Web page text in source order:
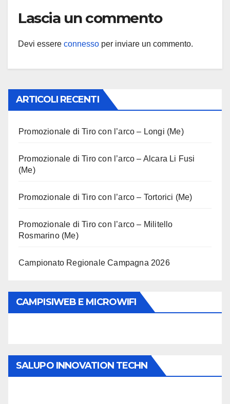
Lascia un commento
Devi essere connesso per inviare un commento.
ARTICOLI RECENTI
Promozionale di Tiro con l’arco – Longi (Me)
Promozionale di Tiro con l’arco – Alcara Li Fusi
(Me)
Promozionale di Tiro con l’arco – Tortorici (Me)
Promozionale di Tiro con l’arco – Militello
Rosmarino (Me)
Campionato Regionale Campagna 2026
CAMPISIWEB E MICROWIFI
SALUPO INNOVATION TECHN